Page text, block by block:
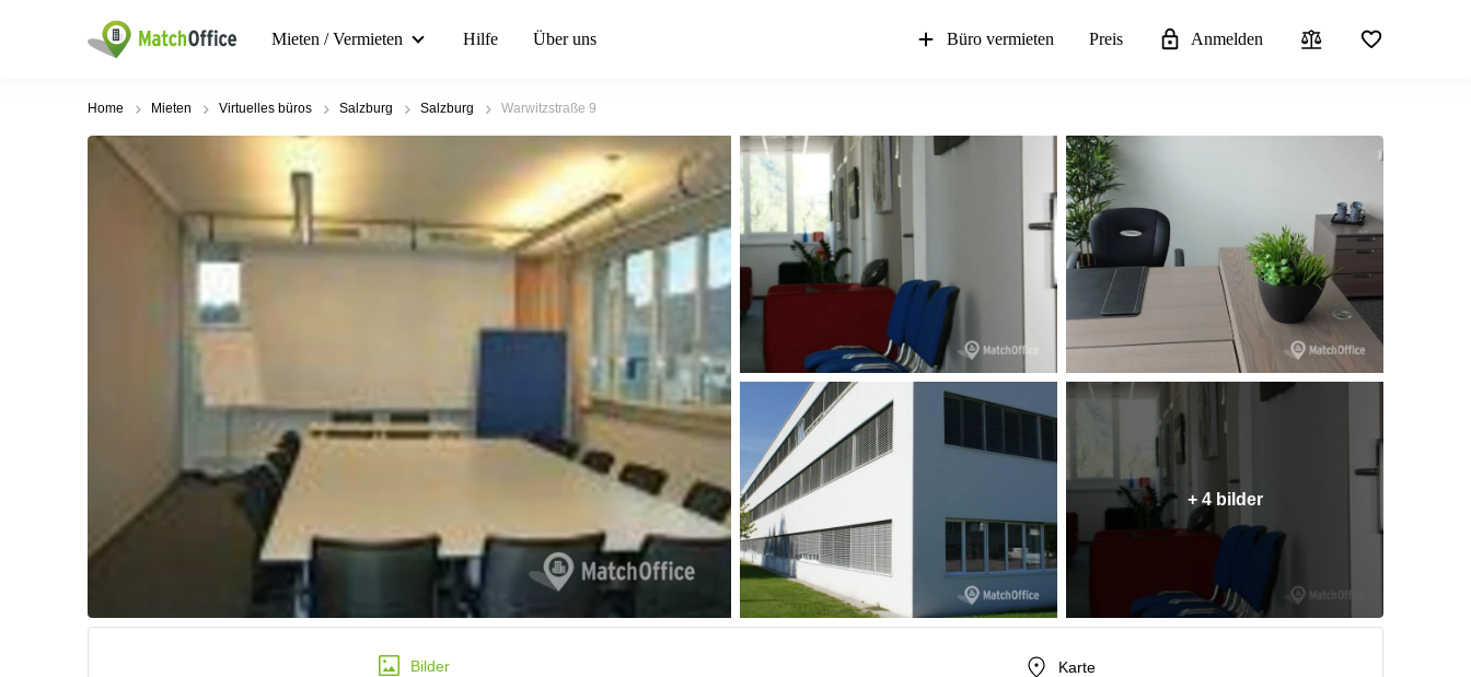
Mieten / Vermieten Hilfe Über uns Büro vermieten Preis Anmelden
Home Mieten Virtuelles büros Salzburg Salzburg Warwitzstraße 9
+ 4 bilder
Bilder Karte